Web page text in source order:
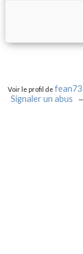
Voir le profil defean73
Signaler un abus